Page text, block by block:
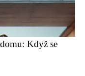
Když se